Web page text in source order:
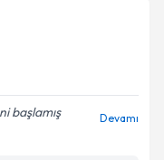
bilgilendireceğiz.
ilişkin
başlamış
Devamı